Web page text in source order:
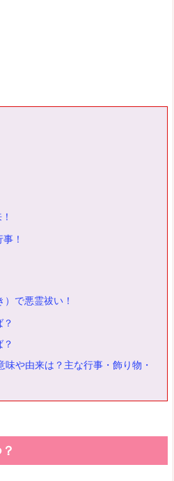
！
で悪霊祓い！
や由来は？主な行事・飾り物・